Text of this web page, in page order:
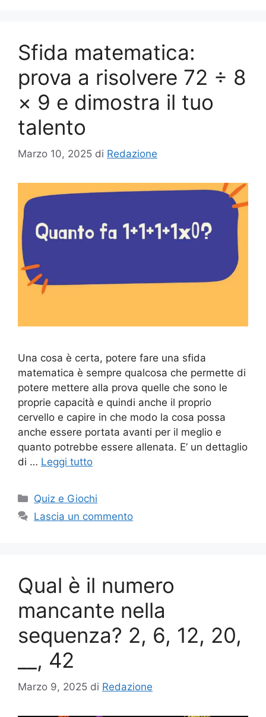
Sfida matematica:
prova a risolvere 72 ÷ 8
× 9 e dimostra il tuo
talento
Marzo 10, 2025 di Redazione
Una cosa è certa, potere fare una sfida
matematica è sempre qualcosa che permette di
potere mettere alla prova quelle che sono le
proprie capacità e quindi anche il proprio
cervello e capire in che modo la cosa possa
anche essere portata avanti per il meglio e
quanto potrebbe essere allenata. E’ un dettaglio
di … Leggi tutto
Categorie
Quiz e Giochi
Lascia un commento
Qual è il numero
mancante nella
sequenza? 2, 6, 12, 20,
__, 42
Marzo 9, 2025 di Redazione